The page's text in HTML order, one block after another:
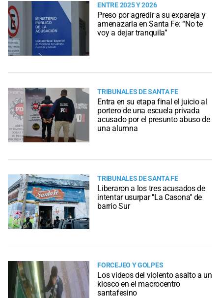
ENTRE 2025 Y 2026
Preso por agredir a su expareja y
amenazarla en Santa Fe: “No te
voy a dejar tranquila”
TRIBUNALES DE SANTA FE
Entra en su etapa final el juicio al
portero de una escuela privada
acusado por el presunto abuso de
una alumna
TRIBUNALES DE SANTA FE
Liberaron a los tres acusados de
intentar usurpar "La Casona" de
barrio Sur
FORCEJEO Y GOLPES
Los videos del violento asalto a un
kiosco en el macrocentro
santafesino